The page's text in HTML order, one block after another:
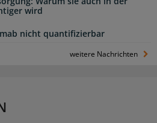
wird
nicht quantifizierbar
weitere Nachrichten